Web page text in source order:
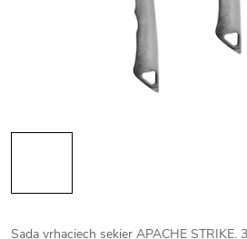
Sada vrhaciech sekier APACHE STRIKE.